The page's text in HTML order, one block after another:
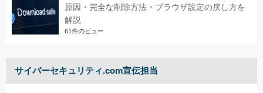
原因・完全な削除方法・ブラウザ設定の戻し方を
解説
61件のビュー
サイバーセキュリティ.com宣伝担当